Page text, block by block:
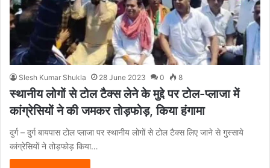
Slesh Kumar Shukla 28 June 2023 0 8
स्थानीय लोगों से टोल टैक्स लेने के मुद्दे पर टोल-प्लाजा में
कांग्रेसियों ने की जमकर तोड़फोड़, किया हंगामा
दुर्ग – दुर्ग बायपास टोल प्लाजा पर स्थानीय लोगों से टोल टैक्स लिए जाने से गुस्साये
कांग्रेसियों ने तोड़फोड़ किया…